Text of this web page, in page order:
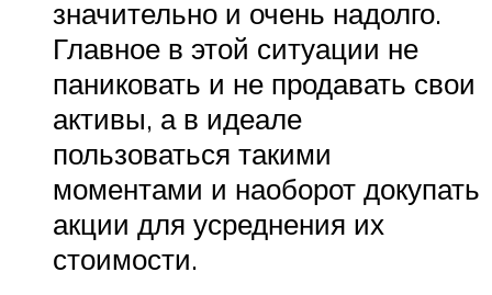
значительно и очень надолго.
Главное в этой ситуации не
паниковать и не продавать свои
активы, а в идеале
пользоваться такими
моментами и наоборот докупать
акции для усреднения их
стоимости.